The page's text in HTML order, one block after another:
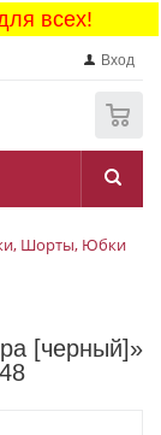
всех!
Вход
Шорты, Юбки
[черный]»